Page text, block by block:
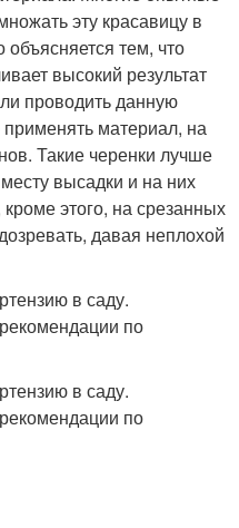
эту красавицу в
тем, что
высокий результат
проводить данную
материал, на
Такие черенки лучше
высадки и на них
этого, на срезанных
давая неплохой